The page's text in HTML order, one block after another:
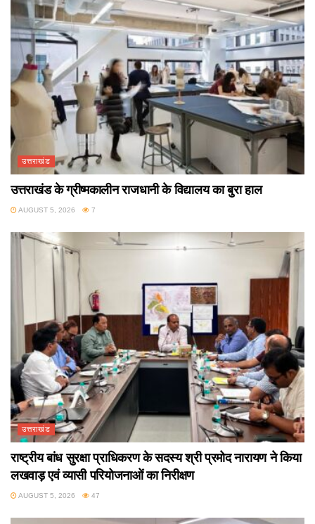
उत्तराखंड
उत्तराखंड के ग्रीष्मकालीन राजधानी के विद्यालय का बुरा हाल
AUGUST 5, 2026 7
उत्तराखंड
राष्ट्रीय बांध सुरक्षा प्राधिकरण के सदस्य श्री प्रमोद नारायण ने किया
लखवाड़ एवं व्यासी परियोजनाओं का निरीक्षण
AUGUST 5, 2026 47